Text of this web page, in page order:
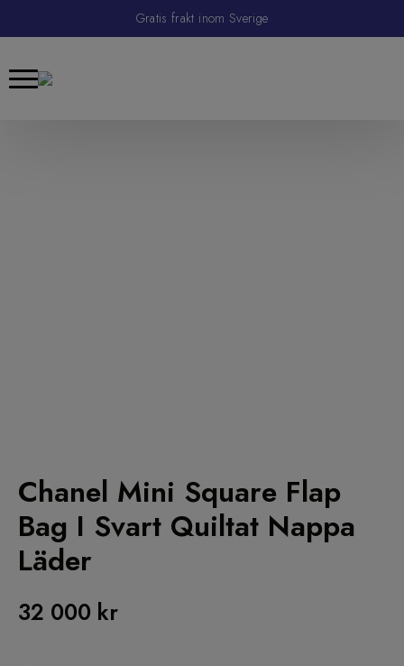
Gratis frakt inom Sverige
Chanel Mini Square Flap
Bag I Svart Quiltat Nappa
Läder
32 000 kr